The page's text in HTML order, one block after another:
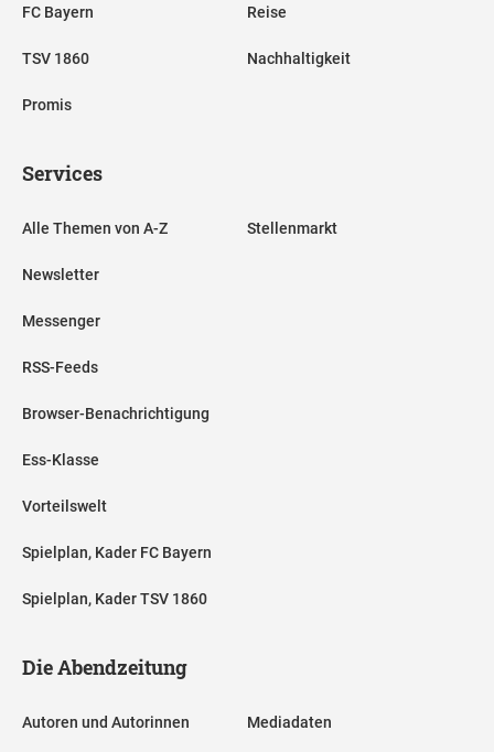
FC Bayern
TSV 1860
Promis
Reise
Nachhaltigkeit
Services
Alle Themen von A-Z
Newsletter
Messenger
RSS-Feeds
Browser-Benachrichtigung
Ess-Klasse
Vorteilswelt
Spielplan, Kader FC Bayern
Spielplan, Kader TSV 1860
Stellenmarkt
Die Abendzeitung
Autoren und Autorinnen Mediadaten